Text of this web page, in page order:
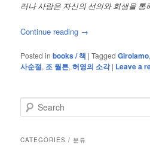
러나 사람은 자신의 선의와 희생을 통
Continue reading →
Posted in books / 책 |Tagged Girolamo
사순절, 조 월튼,허영의 소각 | Leave a
e
rCATEGORIES / 분류